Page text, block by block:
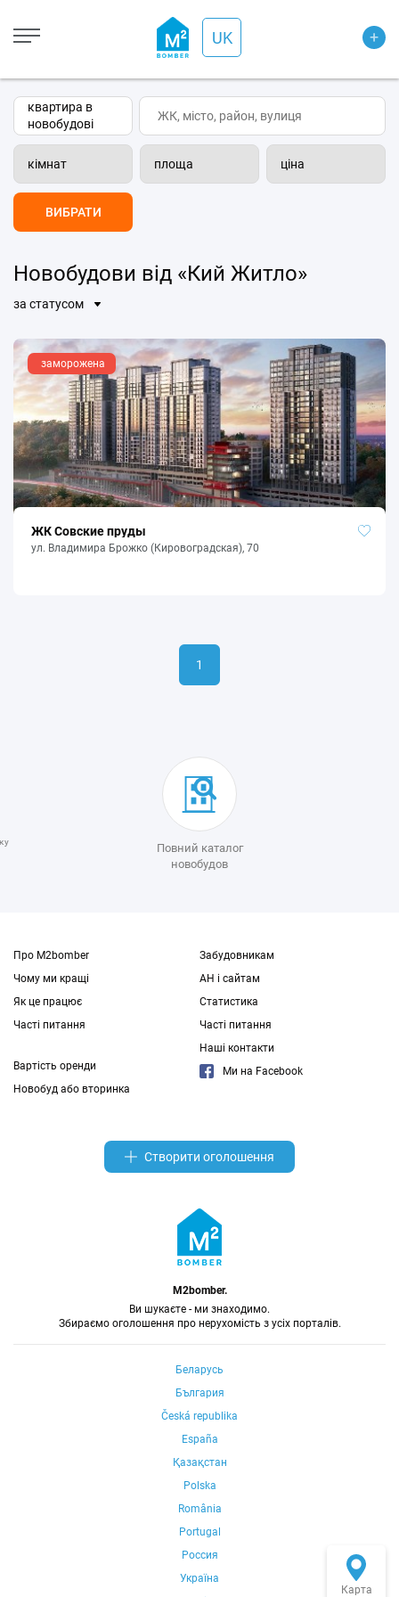
UK +
квартира в
новобудові
кімнат площа ціна
ВИБРАТИ
Новобудови від «Кий Житло»
за статусом
заморожена
ЖК Совские пруды
ул. Владимира Брожко (Кировоградская), 70
1
Open Street
Wiki-карта
Повний каталог
новобудов
Карта
Про M2bomber
Чому ми кращі
Як це працює
Часті питання
Вартість оренди
Новобуд або вторинка
Забудовникам
АН і сайтам
Статистика
Часті питання
Наші контакти
Ми на Facebook
Створити оголошення
M2bomber.
Ви шукаєте - ми знаходимо.
Збираємо оголошення про нерухомість з усіх порталів.
Беларусь
България
Česká republika
España
Қазақстан
Polska
România
Portugal
Россия
Україна